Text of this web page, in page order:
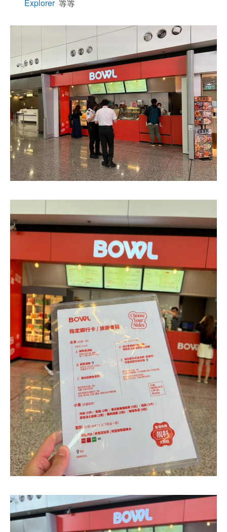
Explorer等等